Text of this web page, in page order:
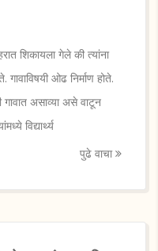
शिकायला गेले की त्यांना
गावाविषयी ओढ निर्माण होते.
असाव्या असे वाटून
विद्यार्थ्य
पुढे वाचा